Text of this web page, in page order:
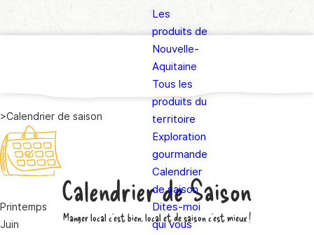
Les
produits de
Nouvelle-
Aquitaine
Tous les
produits du
territoire
Exploration
gourmande
Calendrier
de saison
Dites-moi
qui vous
>Calendrier de saison
Calendrier de Saison
Manger local c'est bien, local etde saisonc'est mieux !
Printemps
Juin